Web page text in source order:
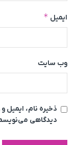
ایمیل *
وب‌ سایت
ذخیره نام، ایمیل
دیدگاهی